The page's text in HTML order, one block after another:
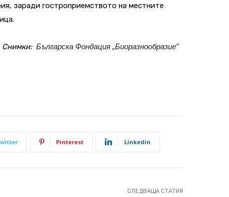
заради гостроприемството на местните
Българска Фондация „Биоразнообразие”
Pinterest Linkedin
СЛЕДВАЩА СТАТИЯ